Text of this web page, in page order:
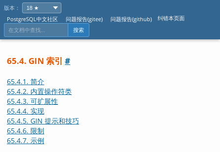
版本：
PostgreSQL中文社区
问题报告(gitee) 问题报告(github) 纠错本页面
搜索
65.4. GIN 索引 #
65.4.1. 简介
65.4.2. 内置操作符类
65.4.3. 可扩展性
65.4.4. 实现
65.4.5. GIN 提示和技巧
65.4.6. 限制
65.4.7. 示例